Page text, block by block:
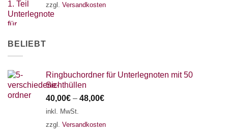
zzgl. Versandkosten
BELIEBT
Ringbuchordner für Unterlegnoten mit 50
Sichthüllen
40,00€ – 48,00€
inkl. MwSt.
zzgl. Versandkosten